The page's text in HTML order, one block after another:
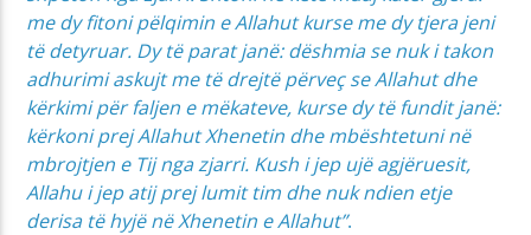
me dy fitoni pëlqimin e Allahut kurse me dy tjera jeni
të detyruar. Dy të parat janë: dëshmia se nuk i takon
adhurimi askujt me të drejtë përveç se Allahut dhe
kërkimi për faljen e mëkateve, kurse dy të fundit janë:
kërkoni prej Allahut Xhenetin dhe mbështetuni në
mbrojtjen e Tij nga zjarri. Kush i jep ujë agjëruesit,
Allahu i jep atij prej lumit tim dhe nuk ndien etje
derisa të hyjë në Xhenetin e Allahut”.